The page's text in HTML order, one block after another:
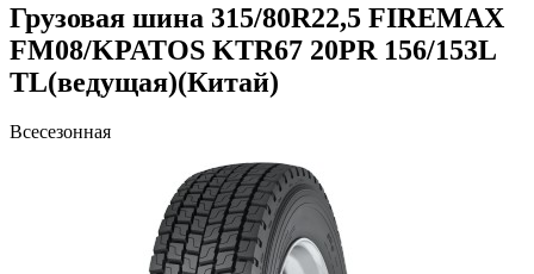
Грузовая шина 315/80R22,5 FIREMAX
FM08/KPATOS KTR67 20PR 156/153L
TL(ведущая)(Китай)
Всесезонная